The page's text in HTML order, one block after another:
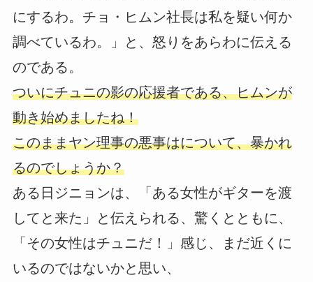
にするわ。チョ・ヒムン社長は私を疑い何か
調べているわ。」と、怒りをあらわに伝える
のである。
ついにチュニの影の応援者である、ヒムンが
動き始めましたね！
このままヤン理事の悪事はについて、暴かれ
るのでしょうか？
ある日ジニョンは、「ある女性がギターを渡
してと来た」と伝えられる、驚くとともに、
「その女性はチュニだ！」感じ、まだ近くに
いるのではないかと思い、